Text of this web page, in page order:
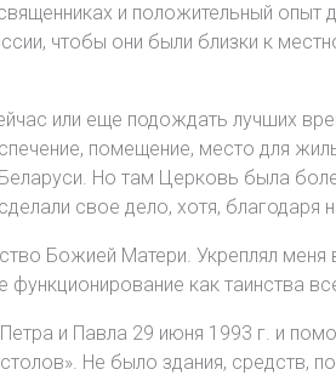
и положительный опыт
чтобы они были близки к
или еще подождать лучших
помещение, место для
Но там Церковь была
свое дело, хотя,
Божией Матери. Укреплял
как таинства
и Павла 29 июня 1993 г. и
Не было здания, средств,